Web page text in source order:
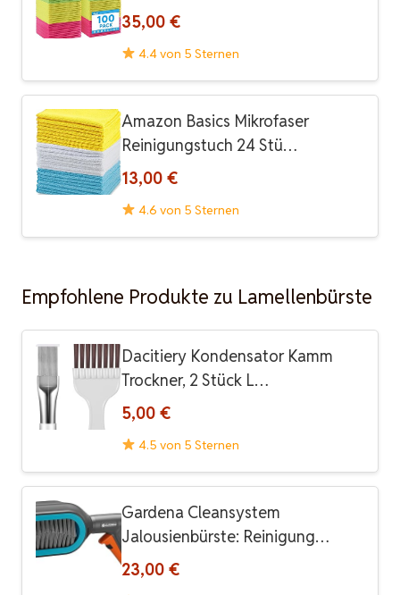
35,00 €
4.4 von 5 Sternen
Amazon Basics Mikrofaser
Reinigungstuch 24 Stü…
13,00 €
4.6 von 5 Sternen
Empfohlene Produkte zu Lamellenbürste
Dacitiery Kondensator Kamm
Trockner, 2 Stück L…
5,00 €
4.5 von 5 Sternen
Gardena Cleansystem
Jalousienbürste: Reinigung…
23,00 €